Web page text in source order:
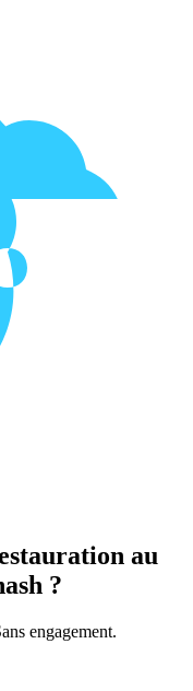
au
?
engagement.